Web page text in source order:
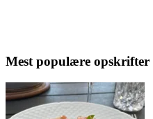
Mest populære opskrifter